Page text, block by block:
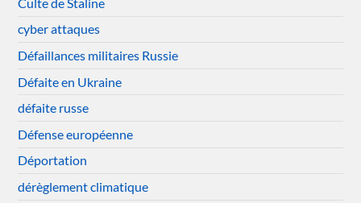
cyber attaques
Défaillances militaires Russie
Défaite en Ukraine
défaite russe
Défense européenne
Déportation
dérèglement climatique